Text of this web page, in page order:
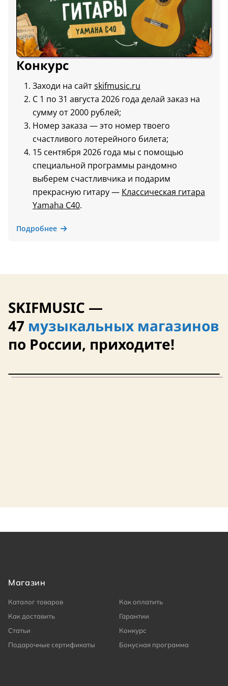
Конкурс
Заходи на сайтskifmusic.ru
С 1 по 31 августа 2026 года делай заказ на
сумму от 2000 рублей;
Номер заказа — это номер твоего
счастливого лотерейного билета;
15 сентября 2026 года мы с помощью
специальной программы рандомно
выберем счастливчика и подарим
прекрасную гитару — Классическая гитара
Yamaha C40.
Подробнее
SKIFMUSIC —
47 музыкальных магазинов
по России, приходите!
Магазин
Каталог товаров
Как оплатить
Как доставить
Гарантии
Статьи
Конкурс
Подарочные сертификаты
Бонусная программа